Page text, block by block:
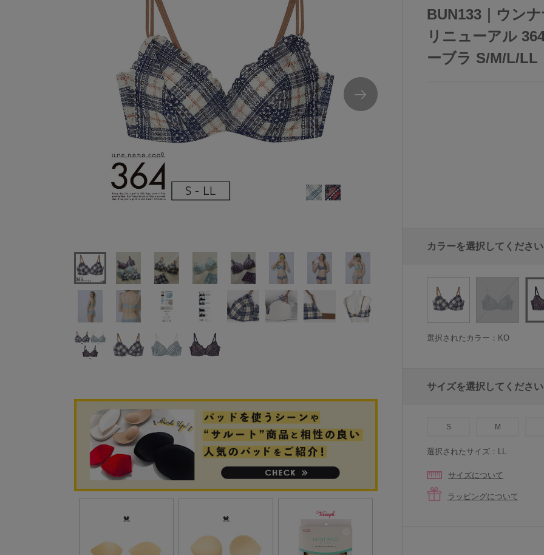
BUN133｜ウン
リニューアル
ーブラ S/M/L/LL
カラーを選択してください
選択されたカラー：KO
サイズを選択してください
S M
選択されたサイズ：LL
サイズについて
ラッピングについて